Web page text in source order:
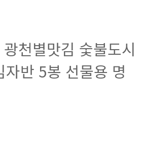
천별맛김 숯불도시
반 5봉 선물용 명